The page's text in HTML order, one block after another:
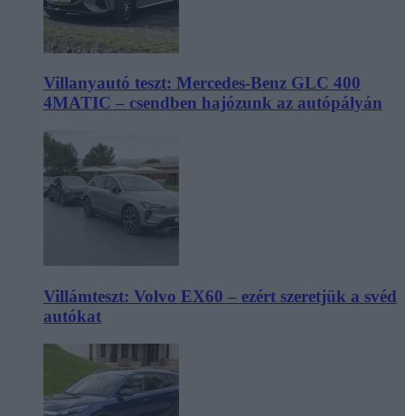
Villanyautó teszt: Mercedes-Benz GLC 400
4MATIC – csendben hajózunk az autópályán
Villámteszt: Volvo EX60 – ezért szeretjük a svéd
autókat